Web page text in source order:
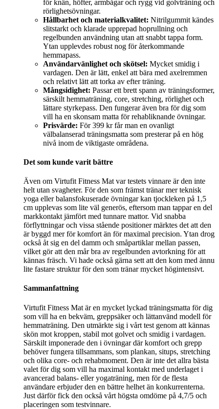
för knän, höfter, armbågar och rygg vid golvträning och
rörlighetsövningar.
Hållbarhet och materialkvalitet: Nitrilgummit kändes
slitstarkt och klarade upprepad hoprullning och
regelbunden användning utan att snabbt tappa form.
Ytan upplevdes robust nog för återkommande
hemmapass.
Användarvänlighet och skötsel: Mycket smidig i
vardagen. Den är lätt, enkel att bära med axelremmen
och relativt lätt att torka av efter träning.
Mångsidighet: Passar ett brett spann av träningsformer,
särskilt hemmaträning, core, stretching, rörlighet och
lättare styrkepass. Den fungerar även bra för dig som
vill ha en skonsam matta för rehabliknande övningar.
Prisvärde: För 399 kr får man en ovanligt
välbalanserad träningsmatta som presterar på en hög
nivå inom de viktigaste områdena.
Det som kunde varit bättre
Även om Virtufit Fitness Mat var testets vinnare är den inte
helt utan svagheter. För den som främst tränar mer teknisk
yoga eller balansfokuserade övningar kan tjockleken på 1,5
cm upplevas som lite väl generös, eftersom man tappar en del
markkontakt jämfört med tunnare mattor. Vid snabba
förflyttningar och vissa stående positioner märktes det att den
är byggd mer för komfort än för maximal precision. Ytan drog
också åt sig en del damm och småpartiklar mellan passen,
vilket gör att den mår bra av regelbunden avtorkning för att
kännas fräsch. Vi hade också gärna sett att den kom med ännu
lite fastare struktur för den som tränar mycket högintensivt.
Sammanfattning
Virtufit Fitness Mat är en mycket lyckad träningsmatta för dig
som vill ha en bekväm, greppsäker och lättanvänd modell för
hemmaträning. Den utmärkte sig i vårt test genom att kännas
skön mot kroppen, stabil mot golvet och smidig i vardagen.
Särskilt imponerade den i övningar där komfort och grepp
behöver fungera tillsammans, som plankan, situps, stretching
och olika core- och rehabmoment. Den är inte det allra bästa
valet för dig som vill ha maximal kontakt med underlaget i
avancerad balans- eller yogaträning, men för de flesta
användare erbjuder den en bättre helhet än konkurrenterna.
Just därför fick den också vårt högsta omdöme på 4,7/5 och
placeringen som testvinnare.